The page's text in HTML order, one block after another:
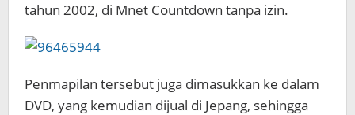
tahun 2002, di Mnet Countdown tanpa izin.
Penmapilan tersebut juga dimasukkan ke dalam
DVD, yang kemudian dijual di Jepang, sehingga